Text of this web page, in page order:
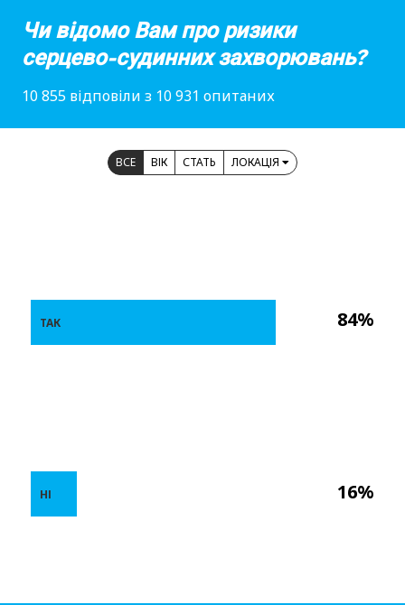
Чи відомо Вам про ризики
серцево-судинних захворювань?
10 855 відповіли з 10 931 опитаних
ВСЕ ВІК СТАТЬ ЛОКАЦІЯ
84%
16%
ТАК
НІ